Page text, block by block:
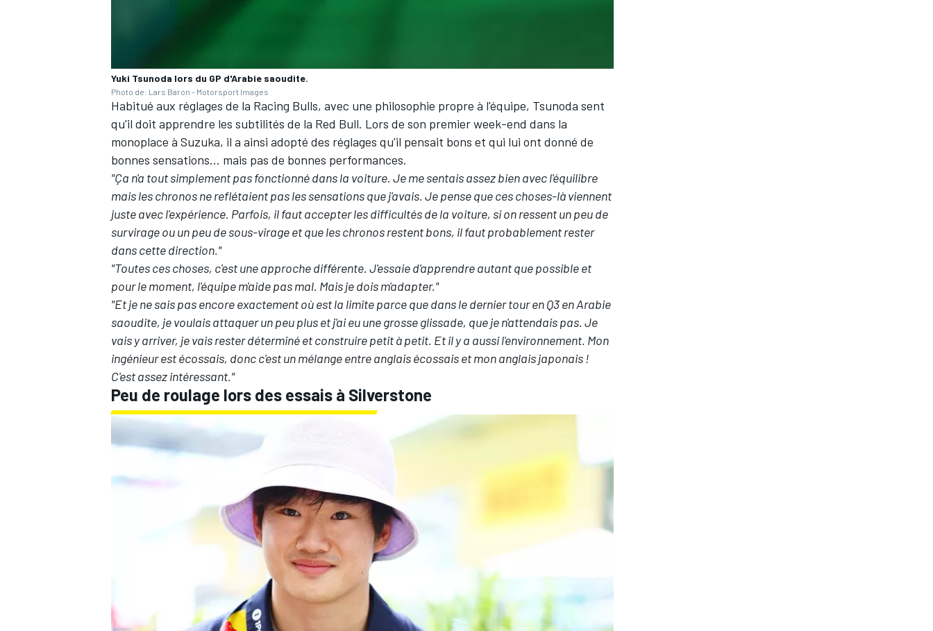
AUTRES CHAMPIONNATS
Yuki Tsunoda lors du GP d'Arabie saoudite.
Photo de: Lars Baron - Motorsport Images
Habitué aux réglages de la Racing Bulls, avec une philosophie propre à l'équipe, Tsunoda sent
qu'il doit apprendre les subtilités de la Red Bull. Lors de son premier week-end dans la
monoplace à Suzuka, il a ainsi adopté des réglages qu'il pensait bons et qui lui ont donné de
bonnes sensations... mais pas de bonnes performances.
"Ça n'a tout simplement pas fonctionné dans la voiture. Je me sentais assez bien avec l'équilibre
mais les chronos ne reflétaient pas les sensations que j'avais. Je pense que ces choses-là viennent
juste avec l'expérience. Parfois, il faut accepter les difficultés de la voiture, si on ressent un peu de
survirage ou un peu de sous-virage et que les chronos restent bons, il faut probablement rester
dans cette direction."
"Toutes ces choses, c'est une approche différente. J'essaie d'apprendre autant que possible et
pour le moment, l'équipe m'aide pas mal. Mais je dois m'adapter."
"Et je ne sais pas encore exactement où est la limite parce que dans le dernier tour en Q3 en Arabie
saoudite, je voulais attaquer un peu plus et j'ai eu une grosse glissade, que je n'attendais pas. Je
vais y arriver, je vais rester déterminé et construire petit à petit. Et il y a aussi l'environnement. Mon
ingénieur est écossais, donc c'est un mélange entre anglais écossais et mon anglais japonais !
C'est assez intéressant."
Peu de roulage lors des essais à Silverstone